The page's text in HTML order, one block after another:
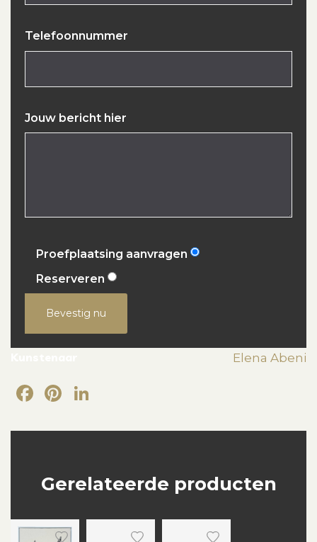
Telefoonnummer
Jouw bericht hier
Proefplaatsing aanvragen
Reserveren
Bevestig nu
Elena Abeni
Facebook
Pinterest
Gerelateerde producten